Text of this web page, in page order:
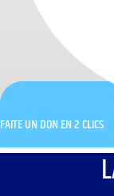
FAITE UN DON EN 2 CLICS